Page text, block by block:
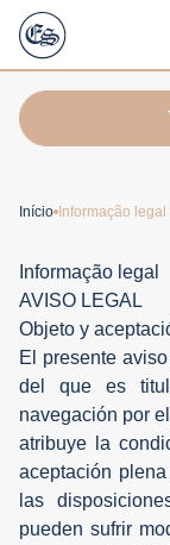
Início Informação legal
Informação legal
AVISO LEGAL
Objeto y
El presente
del que es
navegación por
atribuye la
aceptación
las
pueden sufrir